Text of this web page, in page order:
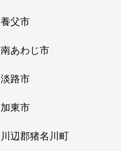
養父市
南あわじ市
淡路市
加東市
川辺郡猪名川町